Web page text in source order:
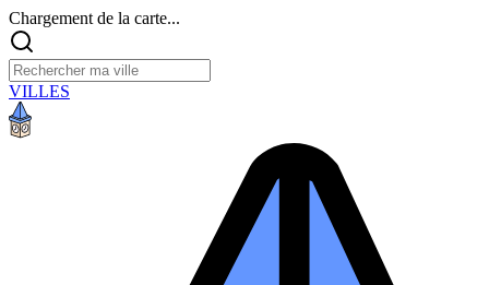
Chargement de la carte...
VILLES